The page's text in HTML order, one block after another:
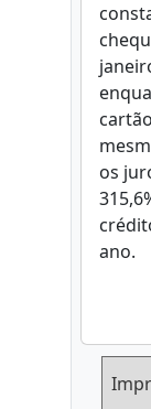
os
ano.